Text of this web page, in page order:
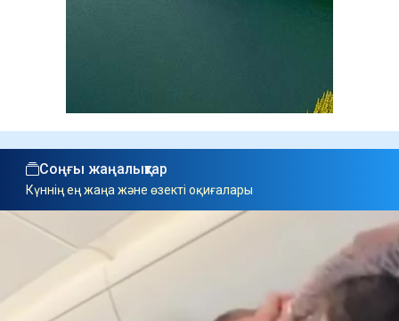
Соңғы жаңалықтар
Күннің ең жаңа және өзекті оқиғалары